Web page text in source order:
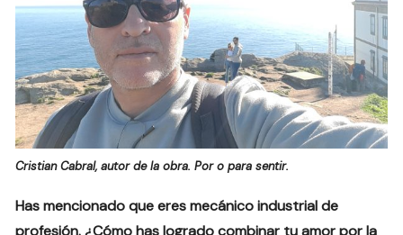
Cristian Cabral, autor de la obra. Por o para sentir.
Has mencionado que eres mecánico industrial de
profesión. ¿Cómo has logrado combinar tu amor por la